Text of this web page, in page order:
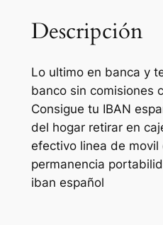
Descripción
Lo ultimo en banca y
banco sin comisiones
Consigue tu IBAN
del hogar retirar en
efectivo linea de
permanencia
iban español